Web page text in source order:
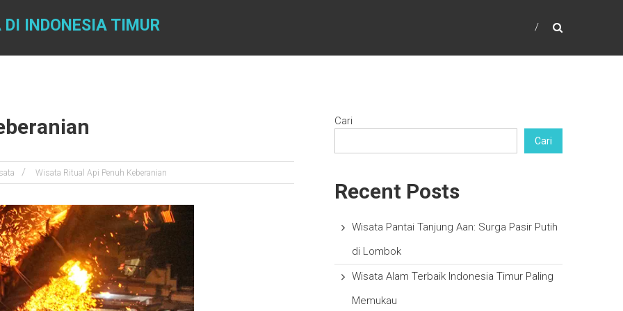
INDONESIA TIMUR
Wisata Ritual Api Penuh Keberanian
Cari
Cari
Recent Posts
Wisata Pantai Tanjung Aan: Surga Pasir Putih
di Lombok
Wisata Alam Terbaik Indonesia Timur Paling
Memukau